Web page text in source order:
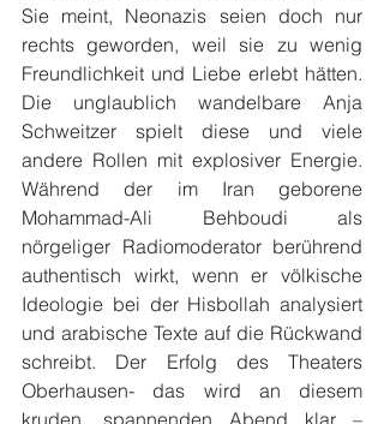
Sie meint, Neonazis seien doch nur
rechts geworden, weil sie zu wenig
Freundlichkeit und Liebe erlebt hätten.
Die unglaublich wandelbare Anja
Schweitzer spielt diese und viele
andere Rollen mit explosiver Energie.
Während der im Iran geborene
Mohammad-Ali Behboudi als
nörgeliger Radiomoderator berührend
authentisch wirkt, wenn er völkische
Ideologie bei der Hisbollah analysiert
und arabische Texte auf die Rückwand
schreibt. Der Erfolg des Theaters
Oberhausen- das wird an diesem
kruden, spannenden Abend klar –